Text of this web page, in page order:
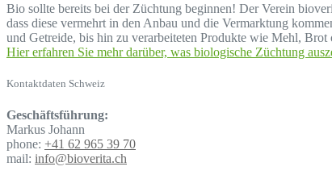
Bio sollte bereits bei der Züchtung beginnen! Der Verein
dass diese vermehrt in den Anbau und die Vermarktung
und Getreide, bis hin zu verarbeiteten Produkte wie Mehl, Brot
Hier erfahren Sie mehr darüber, was biologische Züchtung
Kontaktdaten Schweiz
Geschäftsführung:
Markus Johann
phone: +41 62 965 39 70
mail: info@bioverita.ch